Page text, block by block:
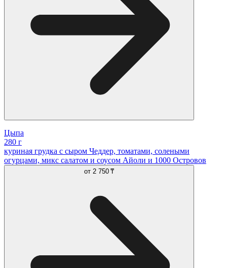
Цыпа
280 г
куриная грудка с сыром Чеддер, томатами, солеными
огурцами, микс салатом и соусом Айоли и 1000 Островов
от 2 750 ₸